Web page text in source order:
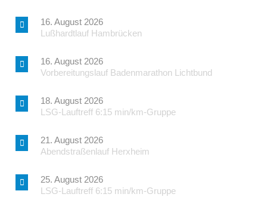
16. August 2026
Lußhardtlauf Hambrücken
16. August 2026
Vorbereitungslauf Badenmarathon Lichtbund
18. August 2026
LSG-Lauftreff 6:15 min/km-Gruppe
21. August 2026
Abendstraßenlauf Herxheim
25. August 2026
LSG-Lauftreff 6:15 min/km-Gruppe